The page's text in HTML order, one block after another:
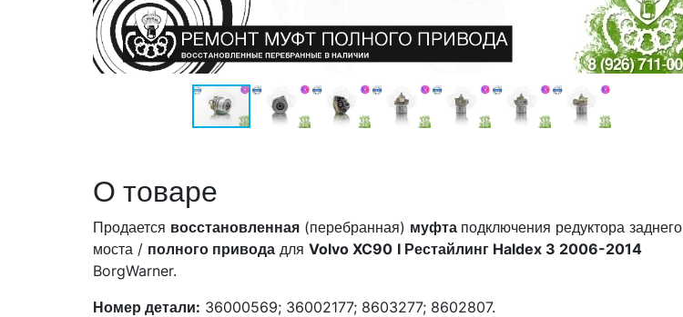
О товаре
Продается восстановленная (перебранная) муфта подключения редуктора заднего
моста / полного привода для Volvo XC90 I Рестайлинг Haldex 3 2006-2014
BorgWarner.
Номер детали: 36000569; 36002177; 8603277; 8602807.